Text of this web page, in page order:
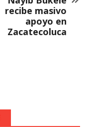
recibe masivo
apoyo en
Zacatecoluca